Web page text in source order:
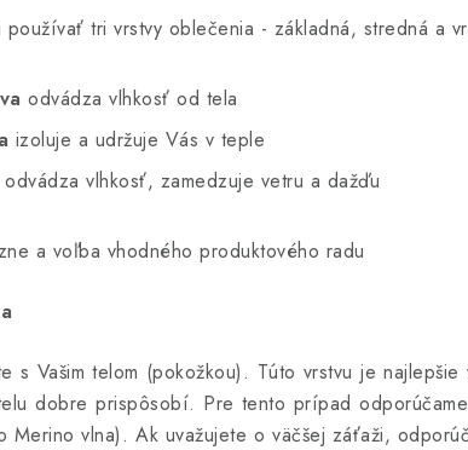
používať tri vrstvy oblečenia - základná, stredná a
odvádza vlhkosť od tela
izoluje a udržuje Vás v teple
odvádza vlhkosť, zamedzuje vetru a dažďu
a voľba vhodného produktového radu
s Vašim telom (pokožkou). Túto vrstvu je
dobre prispôsobí. Pre tento prípad
Merino vlna). Ak uvažujete o väčšej záťaži,